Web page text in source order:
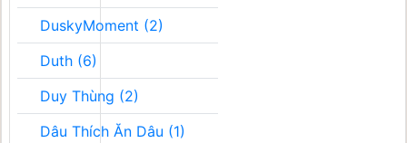
DuskyMoment (2)
Duth (6)
Duy Thùng (2)
Dâu Thích Ăn Dâu (1)